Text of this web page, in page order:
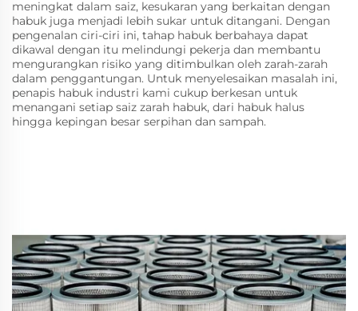
meningkat dalam saiz, kesukaran yang berkaitan dengan
habuk juga menjadi lebih sukar untuk ditangani. Dengan
pengenalan ciri-ciri ini, tahap habuk berbahaya dapat
dikawal dengan itu melindungi pekerja dan membantu
mengurangkan risiko yang ditimbulkan oleh zarah-zarah
dalam penggantungan. Untuk menyelesaikan masalah ini,
penapis habuk industri kami cukup berkesan untuk
menangani setiap saiz zarah habuk, dari habuk halus
hingga kepingan besar serpihan dan sampah.